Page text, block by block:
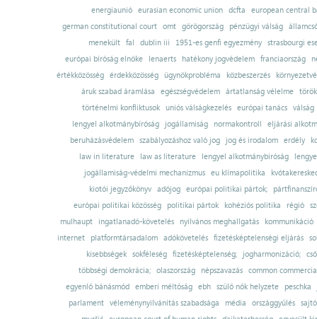
energiaunió eurasian economic union dcfta
european central
german constitutional court
omt görögország pénzügyi válság
menekült
fal dublin iii 1951-es genfi egyezmény
strasbourgi
európai bíróság elnöke
lenaerts hatékony jogvédelem franciaország
értékközösség
érdekközösség ügynökprobléma közbeszerzés
áruk szabad áramlása
egészségvédelem ártatlanság vélelme
történelmi konfliktusok uniós válságkezelés európai tanács válság
lengyel alkotmánybíróság
jogállamiság normakontroll
eljárási
beruházásvédelem
szabályozáshoz való jog jog és irodalom erdély
law in literature
law as literature lengyel alkotmánybíróság
jogállamiság-védelmi mechanizmus
eu klímapolitika
kiotói jegyzőkönyv adójog európai politikai pártok;
európai politikai közösség
politikai pártok kohéziós politika régió
mulhaupt
ingatlanadó-követelés nyilvános meghallgatás
kommunikáció
internet
platformtársadalom adókövetelés fizetésképtelenségi eljárás
kisebbségek sokféleség fizetésképtelenség; jogharmonizáció;
többségi demokrácia; olaszország népszavazás common
egyenlő bánásmód emberi méltóság ebh szülő nők helyzete
peschka
parlament
véleménynyilvánítás szabadsága média országgyűlés